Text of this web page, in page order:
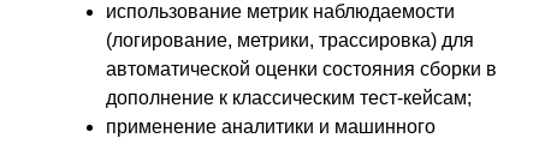
использование метрик наблюдаемости
(логирование, метрики, трассировка) для
автоматической оценки состояния сборки в
дополнение к классическим тест-кейсам;
применение аналитики и машинного